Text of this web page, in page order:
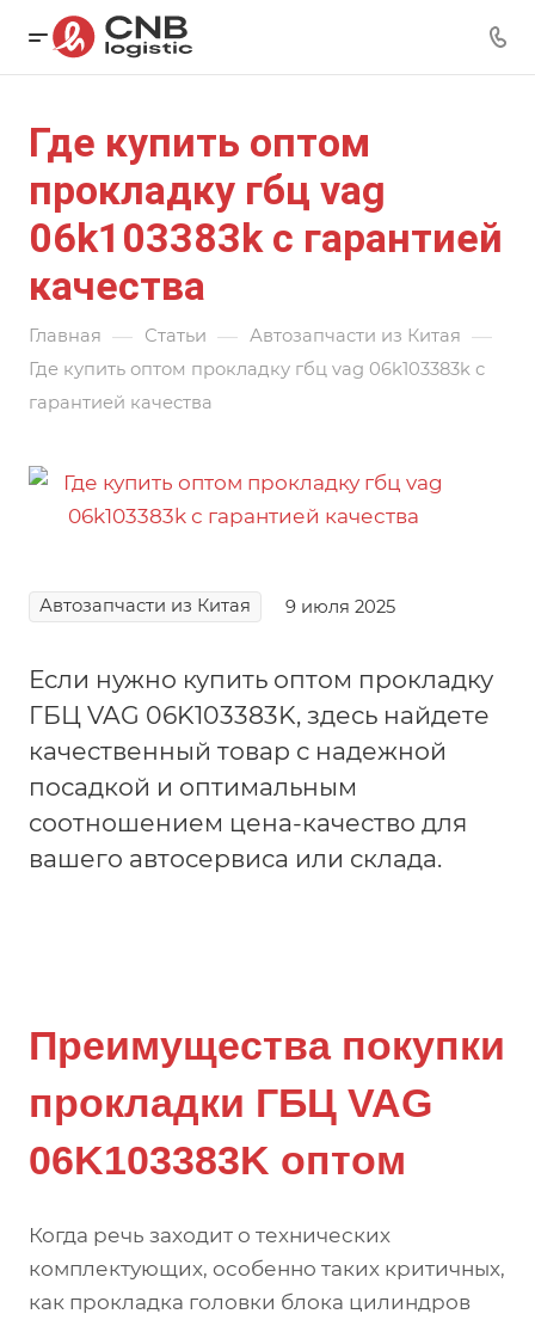
Где купить оптом
прокладку гбц vag
06k103383k с гарантией
качества
Главная — Статьи — Автозапчасти из Китая —
Где купить оптом прокладку гбц vag 06k103383k с
гарантией качества
Автозапчасти из Китая 9 июля 2025
Если нужно купить оптом прокладку
ГБЦ VAG 06K103383K, здесь найдете
качественный товар с надежной
посадкой и оптимальным
соотношением цена-качество для
вашего автосервиса или склада.
Преимущества покупки
прокладки ГБЦ VAG
06K103383K оптом
Когда речь заходит о технических
комплектующих, особенно таких критичных,
как прокладка головки блока цилиндров